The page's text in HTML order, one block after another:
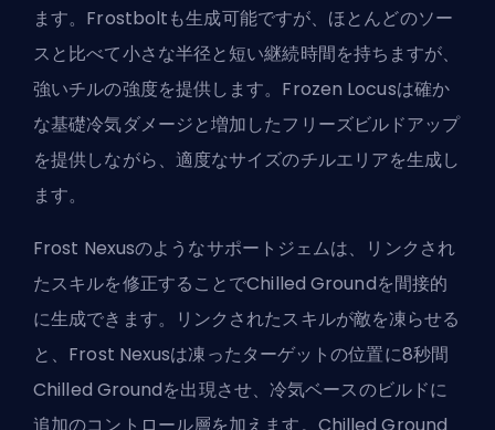
ます。Frostboltも生成可能ですが、ほとんどのソー
スと比べて小さな半径と短い継続時間を持ちますが、
強いチルの強度を提供します。Frozen Locusは確か
な基礎冷気ダメージと増加したフリーズビルドアップ
を提供しながら、適度なサイズのチルエリアを生成し
ます。
Frost Nexusのようなサポートジェムは、リンクされ
たスキルを修正することでChilled Groundを間接的
に生成できます。リンクされたスキルが敵を凍らせる
と、Frost Nexusは凍ったターゲットの位置に8秒間
Chilled Groundを出現させ、冷気ベースのビルドに